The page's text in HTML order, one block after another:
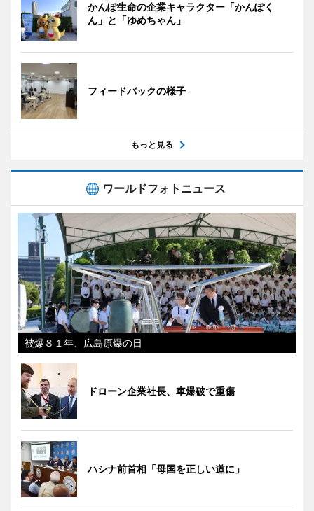
かんぽ生命の企業キャラクター「かんぽく
ん」と「ゆめちゃん」
フィードバックの様子
もっと見る
ワールドフォトニュース
被爆８１年、広島原爆の日
ドローン企業社長、車爆破で重傷
ハシナ前首相「母国を正しい道に」